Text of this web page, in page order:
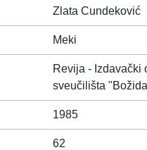
Zlata Cundeković
Meki
Revija - Izdavački
sveučilišta
1985
62